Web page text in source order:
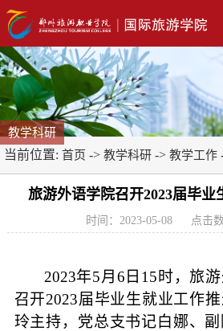
教学科研
当前位置: 首页 -> 教学科研 -> 教学工作
旅游外语学院召开2023届毕业
时间：2023-05-08 点击
2023年5月 6 日 15时，旅
召开2023届毕业生就业工作
玲主持，党总支书记白娜、